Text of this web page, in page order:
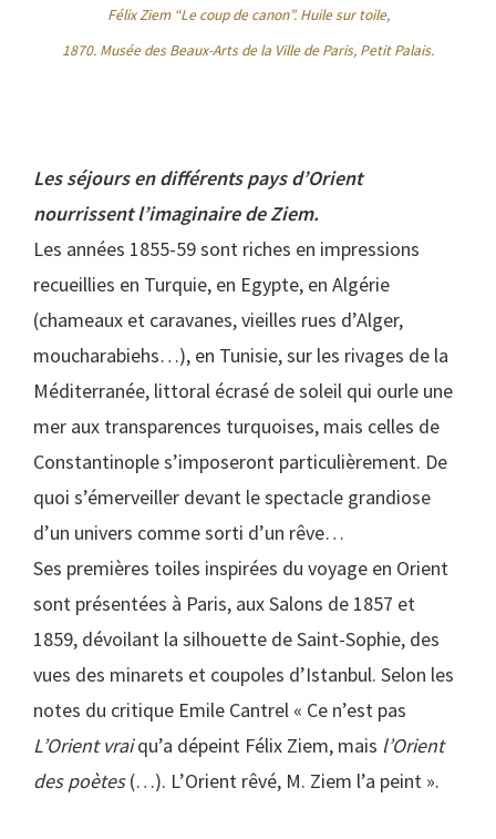
Félix Ziem “Le coup de canon”. Huile sur toile,
1870. Musée des Beaux-Arts de la Ville de Paris, Petit Palais.
Les séjours en différents pays d’Orient
nourrissent l’imaginaire de Ziem.
Les années 1855-59 sont riches en impressions
recueillies en Turquie, en Egypte, en Algérie
(chameaux et caravanes, vieilles rues d’Alger,
moucharabiehs…), en Tunisie, sur les rivages de la
Méditerranée, littoral écrasé de soleil qui ourle une
mer aux transparences turquoises, mais celles de
Constantinople s’imposeront particulièrement. De
quoi s’émerveiller devant le spectacle grandiose
d’un univers comme sorti d’un rêve…
Ses premières toiles inspirées du voyage en Orient
sont présentées à Paris, aux Salons de 1857 et
1859, dévoilant la silhouette de Saint-Sophie, des
vues des minarets et coupoles d’Istanbul. Selon les
notes du critique Emile Cantrel « Ce n’est pas
L’Orient vraiqu’a dépeint Félix Ziem, mais l’Orient
des poètes(…). L’Orient rêvé, M. Ziem l’a peint ».